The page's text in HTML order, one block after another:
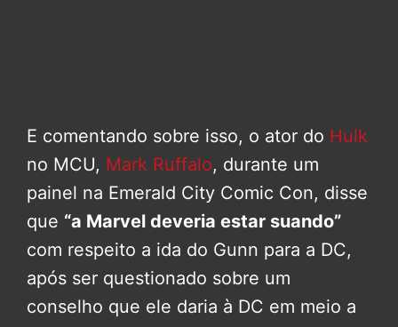
E comentando sobre isso, o ator do Hulk
no MCU, Mark Ruffalo, durante um
painel na Emerald City Comic Con, disse
que “a Marvel deveria estar suando”
com respeito a ida do Gunn para a DC,
após ser questionado sobre um
conselho que ele daria à DC em meio a